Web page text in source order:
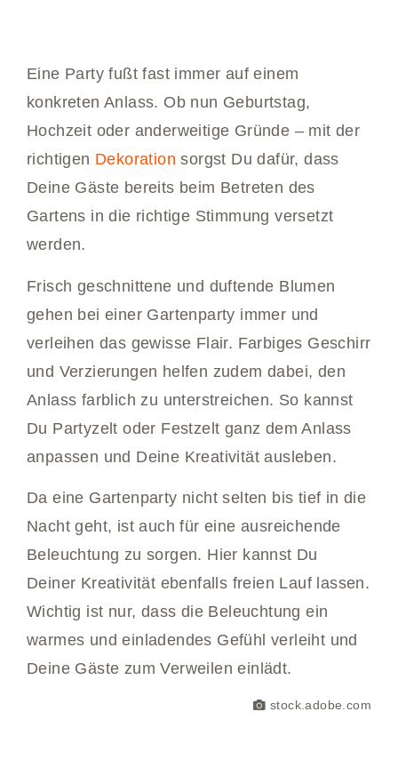
Eine Party fußt fast immer auf einem
konkreten Anlass. Ob nun Geburtstag,
Hochzeit oder anderweitige Gründe – mit der
richtigen Dekoration sorgst Du dafür, dass
Deine Gäste bereits beim Betreten des
Gartens in die richtige Stimmung versetzt
werden.
Frisch geschnittene und duftende Blumen
gehen bei einer Gartenparty immer und
verleihen das gewisse Flair. Farbiges Geschirr
und Verzierungen helfen zudem dabei, den
Anlass farblich zu unterstreichen. So kannst
Du Partyzelt oder Festzelt ganz dem Anlass
anpassen und Deine Kreativität ausleben.
Da eine Gartenparty nicht selten bis tief in die
Nacht geht, ist auch für eine ausreichende
Beleuchtung zu sorgen. Hier kannst Du
Deiner Kreativität ebenfalls freien Lauf lassen.
Wichtig ist nur, dass die Beleuchtung ein
warmes und einladendes Gefühl verleiht und
Deine Gäste zum Verweilen einlädt.
stock.adobe.com